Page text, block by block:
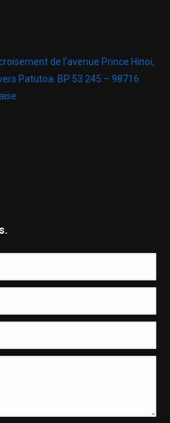
de l'avenue Prince Hinoi,
Patutoa. BP 53 245 – 98716